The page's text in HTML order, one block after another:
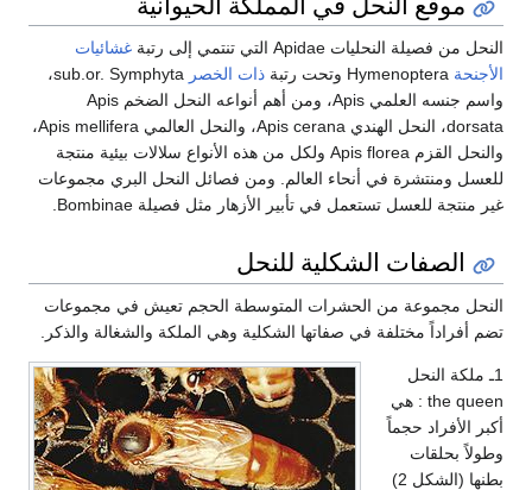
النحل من فصيلة النحليات Apidae التي تنتمي إلى رتبة
غشائيات
الأجنحة
ذات الخصر
sub.or. Symphyta،
واسم جنسه العلمي Apis، ومن أهم أنواعه النحل الضخم Apis
dorsata، النحل الهندي Apis cerana، والنحل العالمي Apis mellifera،
والنحل القزم Apis florea ولكل من هذه الأنواع سلالات بيئية منتجة
للعسل ومنتشرة في أنحاء العالم. ومن فصائل النحل البري مجموعات
غير منتجة للعسل تستعمل في تأبير الأزهار مثل فصيلة Bombinae.
الصفات الشكلية للنحل
النحل مجموعة من الحشرات المتوسطة الحجم تعيش في مجموعات
تضم أفراداً مختلفة في صفاتها الشكلية وهي الملكة والشغالة والذكر.
1ـ ملكة النحل
the queen : هي
أكبر الأفراد حجماً
وطولاً بحلقات
بطنها (الشكل 2)